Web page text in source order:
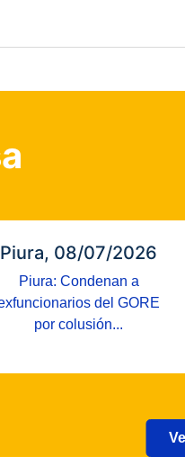
Piura, 08/07/2026
Piura: Condenan a
del GORE
por colusión...